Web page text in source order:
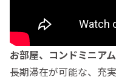
お部屋、コンドミニア
長期滞在が可能な、充